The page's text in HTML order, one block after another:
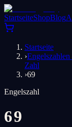
StartseiteShopBlog
Startseite
›
Zahl
›69
Engelszahl
69